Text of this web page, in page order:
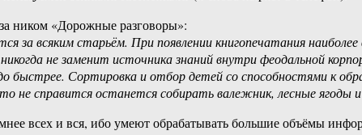
ником «Дорожные разговоры»:
всяким старьём. При появлении книгопечатания
не заменит источника знаний внутри феодальной
быстрее. Сортировка и отбор детей со способностями к
справится останется собирать валежник, лесные ягоды
всех и вся, ибо умеют обрабатывать большие объёмы